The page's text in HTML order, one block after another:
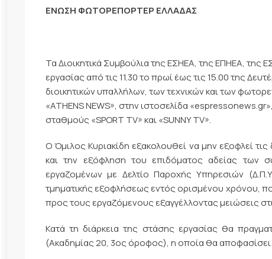
ΕΝΩΣΗ ΦΩΤΟΡΕΠΟΡΤΕΡ ΕΛΛΑΔΑΣ
Τα Διοικητικά Συμβούλια της ΕΣΗΕΑ, της ΕΠΗΕΑ,
εργασίας από τις 11.30 το πρωί έως τις 15.00 της
διοικητικών υπαλλήλων, των τεχνικών και των
«ATHENS NEWS», στην ιστοσελίδα
σταθμούς «SPORT TV» και «SUNNY TV».
Ο Όμιλος Κυριακίδη εξακολουθεί να μην εξοφλεί
και την εξόφληση του επιδόματος αδείας των
εργαζομένων με Δελτίο Παροχής Υπηρεσιών
τμηματικής εξοφλήσεως εντός ορισμένου χρόνου,
προς τους εργαζόμενους εξαγγέλλοντας μειώσεις
Κατά τη διάρκεια της στάσης εργασίας θα
(Ακαδημίας 20, 3ος όροφος), η οποία θα αποφασίσει